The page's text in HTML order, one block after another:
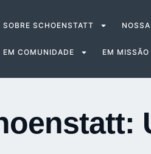
SOBRE SCHOENSTATT
EM COMUNIDADE EM MISSÃO